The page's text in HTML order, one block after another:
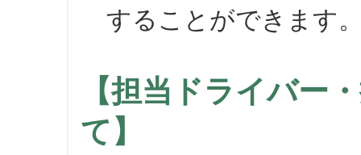
することができます
【担当ドライバー
て】